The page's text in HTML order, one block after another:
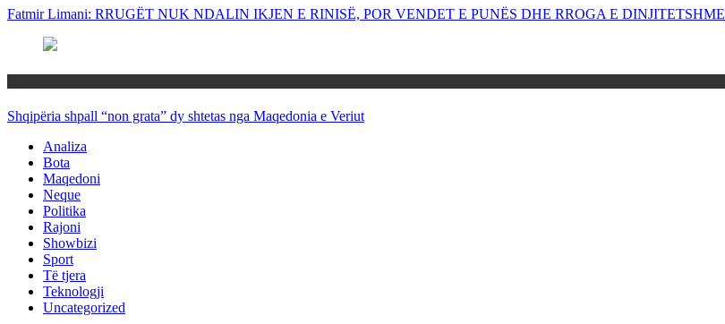
Fatmir Limani: RRUGËT NUK NDALIN IKJEN E RINISË, POR VENDET E PUNËS DHE RROGA E DINJITETSHME
Shqipëria shpall “non grata” dy shtetas nga Maqedonia e Veriut
Analiza
Bota
Maqedoni
Neque
Politika
Rajoni
Showbizi
Sport
Të tjera
Teknologji
Uncategorized